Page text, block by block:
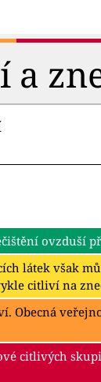
a
ovzduší
látek však
citliví na
Obecná
citlivých